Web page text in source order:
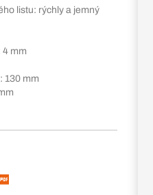
listu: rýchly a jemný
4 mm
130 mm